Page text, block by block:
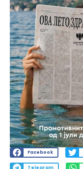
Facebook
Telegram